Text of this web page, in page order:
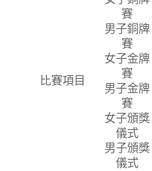
比賽項目
賽
男子銅牌
賽
女子金牌
賽
男子金牌
賽
女子頒獎
儀式
男子頒獎
儀式